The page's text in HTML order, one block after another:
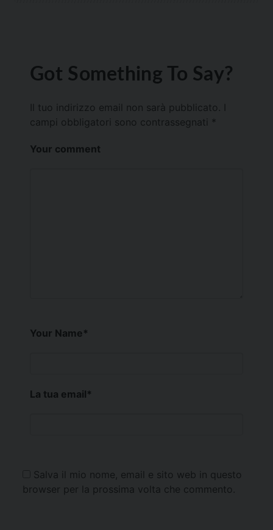
Got Something To Say?
Il tuo indirizzo email non sarà pubblicato.
campi obbligatori sono contrassegnati *
Your comment
Your Name*
La tua email*
Salva il mio nome, email e sito web in questo
browser per la prossima volta che commento.